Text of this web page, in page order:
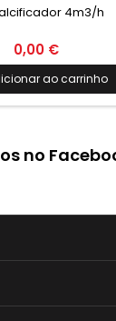
4m3/h
0,00 €
ao carrinho
no